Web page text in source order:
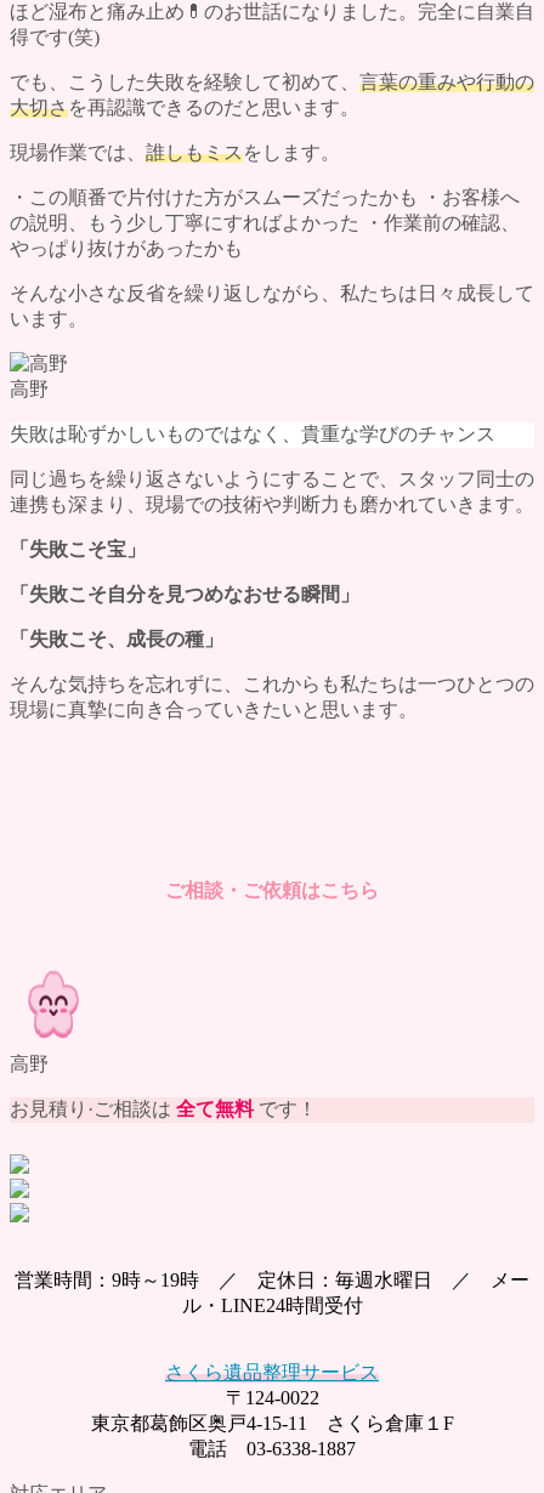
ほど湿布と痛み止め💊のお世話になりました。完全に自業自
得です(笑)
でも、こうした失敗を経験して初めて、 言葉の重みや行動の
大切さを再認識できるのだと思います。
現場作業では、 誰しもミスをします。
・この順番で片付けた方がスムーズだったかも ・お客様へ
の説明、もう少し丁寧にすればよかった ・作業前の確認、
やっぱり抜けがあったかも
そんな小さな反省を繰り返しながら、私たちは日々成長して
います。
高野
失敗は恥ずかしいものではなく、貴重な学びのチャンス
同じ過ちを繰り返さないようにすることで、スタッフ同士の
連携も深まり、現場での技術や判断力も磨かれていきます。
「失敗こそ宝」
「失敗こそ自分を見つめなおせる瞬間」
「失敗こそ、成長の種」
そんな気持ちを忘れずに、これからも私たちは一つひとつの
現場に真摯に向き合っていきたいと思います。
ご相談・ご依頼はこちら
高野
お見積り·ご相談は 全て無料です！
営業時間：9時～19時 ／ 定休日：毎週水曜日 ／ メー
ル・LINE24時間受付
さくら遺品整理サービス
〒124-0022
東京都葛飾区奥戸4-15-11 さくら倉庫１F
電話 03-6338-1887